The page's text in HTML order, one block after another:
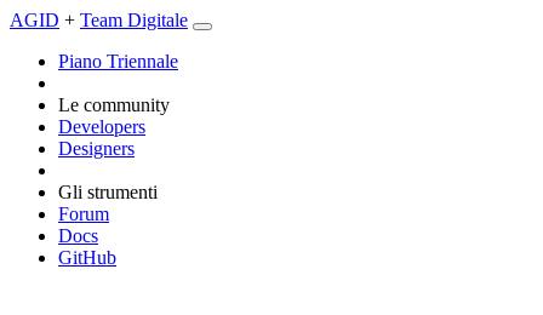
AGID + Team Digitale
Piano Triennale
Le community
Developers
Designers
Gli strumenti
Forum
Docs
GitHub